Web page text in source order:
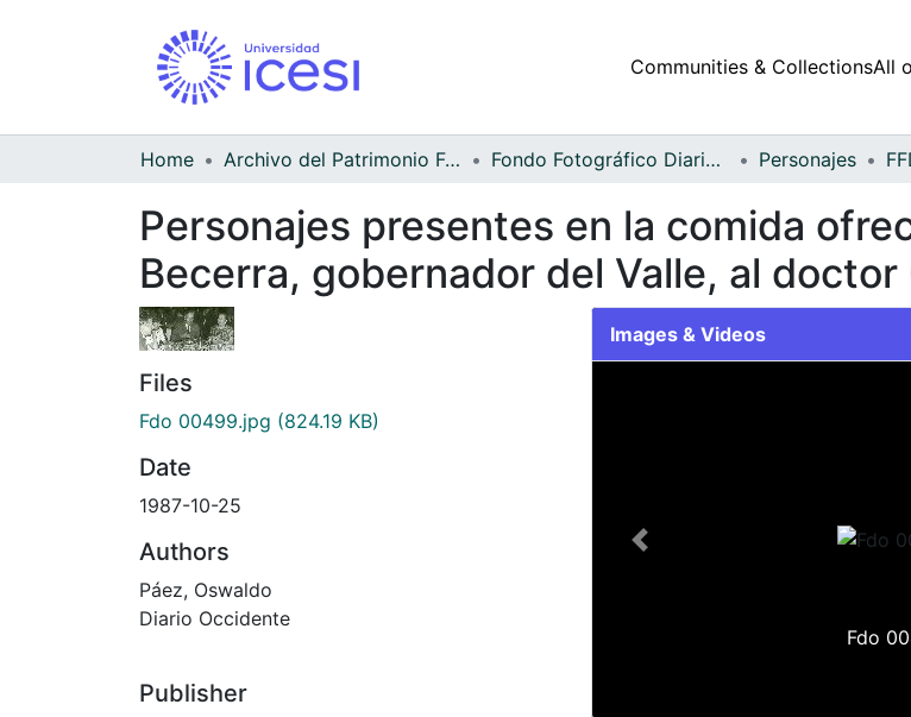
Communities & CollectionsAll
Home Archivo del Patrimonio Fotográfico y Fílmico del Valle del Cauca Fondo Fotográfico Diario Occidente Personajes
Personajes presentes en la comida
Becerra, gobernador del Valle, al
Files
Fdo 00499.jpg (824.19 KB)
Date
1987-10-25
Authors
Páez, Oswaldo
Diario Occidente
Publisher
Images & Videos
Fdo
Previous